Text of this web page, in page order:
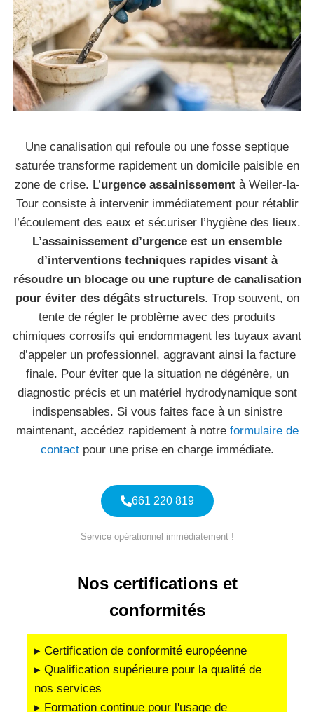
Une canalisation qui refoule ou une fosse septique
saturée transforme rapidement un domicile paisible en
zone de crise. L’urgence assainissementà Weiler-la-
Tour consiste à intervenir immédiatement pour rétablir
l’écoulement des eaux et sécuriser l’hygiène des lieux.
L’assainissement d’urgence est un ensemble
d’interventions techniques rapides visant à
résoudre un blocage ou une rupture de canalisation
pour éviter des dégâts structurels. Trop souvent, on
tente de régler le problème avec des produits
chimiques corrosifs qui endommagent les tuyaux avant
d’appeler un professionnel, aggravant ainsi la facture
finale. Pour éviter que la situation ne dégénère, un
diagnostic précis et un matériel hydrodynamique sont
indispensables. Si vous faites face à un sinistre
maintenant, accédez rapidement à notre formulaire de
contactpour une prise en charge immédiate.
661 220 819
Service opérationnel immédiatement !
Nos certifications et
conformités
▸ Certification de conformité européenne
▸ Qualification supérieure pour la qualité de
nos services
▸ Formation continue pour l'usage de